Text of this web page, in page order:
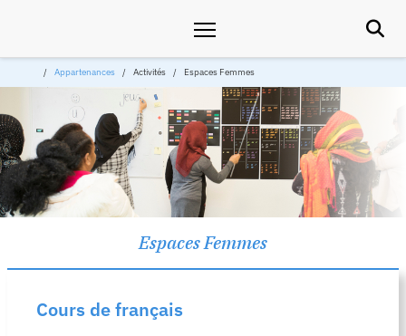

Appartenances Activités Espaces Femmes
Espaces Femmes
Cours de français